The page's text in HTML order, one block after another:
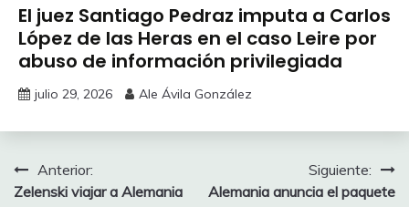
El juez Santiago Pedraz imputa a Carlos
López de las Heras en el caso Leire por
abuso de información privilegiada
julio 29, 2026 Ale Ávila González
Navegación
Anterior:
Zelenski viajar a Alemania
Siguiente:
Alemania anuncia el paquete